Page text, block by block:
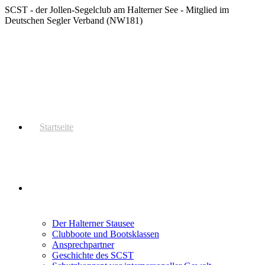
Zum
Inhalt
SCST - der Jollen-Segelclub am Halterner See - Mitglied im
Deutschen Segler Verband (NW181)
Startseite
Der Halterner Stausee
Clubboote und Bootsklassen
Ansprechpartner
Geschichte des SCST